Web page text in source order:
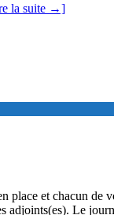
la suite →]
place et chacun de
adjoints(es). Le